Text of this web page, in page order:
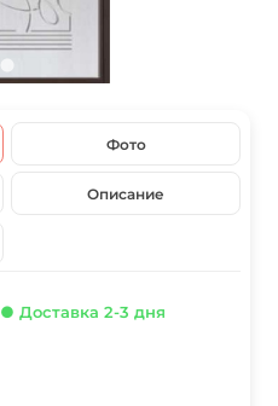
Фото
Описание
● Доставка 2-3 дня